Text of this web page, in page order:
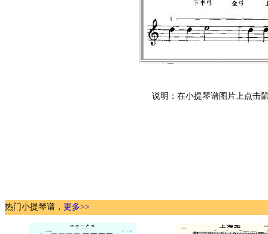
说明：在小提琴谱图片上点击
热门小提琴谱， 更多>>